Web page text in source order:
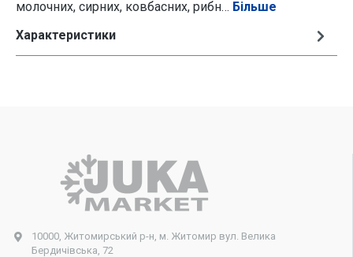
молочних, сирних, ковбасних, рибн… Більше
Характеристики
10000, Житомирський р-н, м. Житомир вул. Велика
Бердичівська, 72